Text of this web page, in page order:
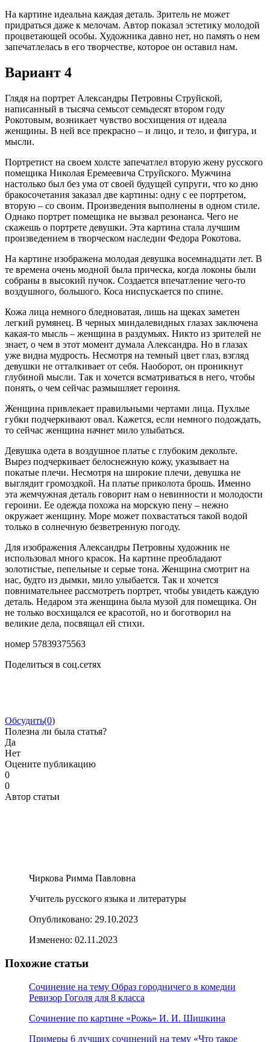
На картине идеальна каждая деталь. Зритель не может
придраться даже к мелочам. Автор показал эстетику молодой
процветающей особы. Художника давно нет, но память о нем
запечатлелась в его творчестве, которое он оставил нам.
Вариант 4
Глядя на портрет Александры Петровны Струйской,
написанный в тысяча семьсот семьдесят втором году
Рокотовым, возникает чувство восхищения от идеала
женщины. В ней все прекрасно – и лицо, и тело, и фигура, и
мысли.
Портретист на своем холсте запечатлел вторую жену русского
помещика Николая Еремеевича Струйского. Мужчина
настолько был без ума от своей будущей супруги, что ко дню
бракосочетания заказал две картины: одну с ее портретом,
вторую – со своим. Произведения выполнены в одном стиле.
Однако портрет помещика не вызвал резонанса. Чего не
скажешь о портрете девушки. Эта картина стала лучшим
произведением в творческом наследии Федора Рокотова.
На картине изображена молодая девушка восемнадцати лет. В
те времена очень модной была прическа, когда локоны были
собраны в высокий пучок. Создается впечатление чего-то
воздушного, большого. Коса ниспускается по спине.
Кожа лица немного бледноватая, лишь на щеках заметен
легкий румянец. В черных миндалевидных глазах заключена
какая-то мысль – женщина в раздумьях. Никто из зрителей не
знает, о чем в этот момент думала Александра. Но в глазах
уже видна мудрость. Несмотря на темный цвет глаз, взгляд
девушки не отталкивает от себя. Наоборот, он проникнут
глубиной мысли. Так и хочется всматриваться в него, чтобы
понять, о чем сейчас размышляет героиня.
Женщина привлекает правильными чертами лица. Пухлые
губки подчеркивают овал. Кажется, если немного подождать,
то сейчас женщина начнет мило улыбаться.
Девушка одета в воздушное платье с глубоким декольте.
Вырез подчеркивает белоснежную кожу, указывает на
покатые плечи. Несмотря на широкие плечи, девушка не
выглядит громоздкой. На платье приколота брошь. Именно
эта жемчужная деталь говорит нам о невинности и молодости
героини. Ее одежда похожа на морскую пену – нежно
окружает женщину. Море может похвастаться такой водой
только в солнечную безветренную погоду.
Для изображения Александры Петровны художник не
использовал много красок. На картине преобладают
золотистые, пепельные и серые тона. Женщина смотрит на
нас, будто из дымки, мило улыбается. Так и хочется
повнимательнее рассмотреть портрет, чтобы увидеть каждую
деталь. Недаром эта женщина была музой для помещика. Он
не только восхищался ее красотой, но и боготворил на
великие дела, посвящал ей стихи.
номер 57839375563
Поделиться в соц.сетях
Обсудить(0)
Полезна ли была статья?
Да
Нет
Оцените публикацию
0
0
Автор статьи
Чиркова Римма Павловна
Учитель русского языка и литературы
Опубликовано: 29.10.2023
Изменено: 02.11.2023
Похожие статьи
Сочинение на тему Образ городничего в комедии
Ревизор Гоголя для 8 класса
Сочинение по картине «Рожь» И. И. Шишкина
Примеры 6 лучших сочинений на тему «Что такое